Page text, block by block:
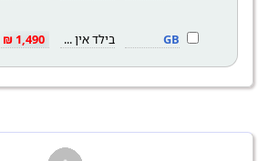
GB בילד אין 70 1,490 ₪